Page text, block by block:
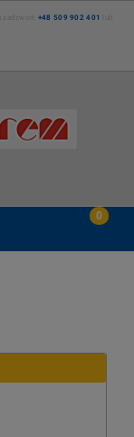
+48 509 902 401